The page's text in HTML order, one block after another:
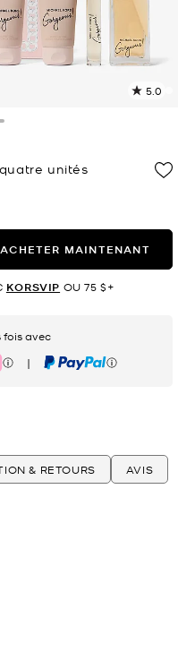
5.0
unités
ACHETER MAINTENANT
KORSVIP OU 75 $+
fois avec
| PayPal
& RETOURS AVIS